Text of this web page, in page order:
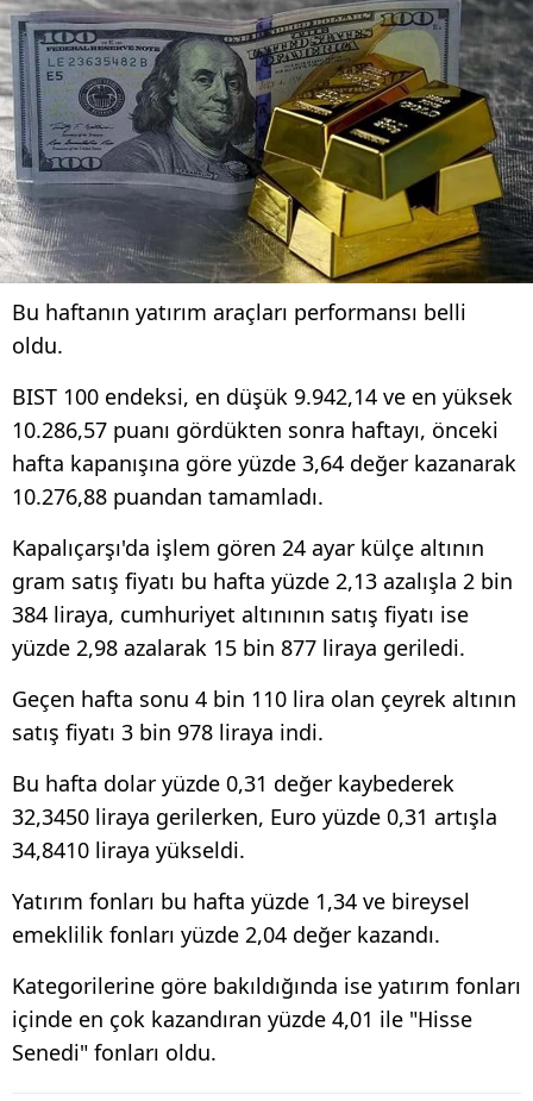
Bu haftanın yatırım araçları performansı belli
oldu.
BIST 100 endeksi, en düşük 9.942,14 ve en yüksek
10.286,57 puanı gördükten sonra haftayı, önceki
hafta kapanışına göre yüzde 3,64 değer kazanarak
10.276,88 puandan tamamladı.
Kapalıçarşı'da işlem gören 24 ayar külçe altının
gram satış fiyatı bu hafta yüzde 2,13 azalışla 2 bin
384 liraya, cumhuriyet altınının satış fiyatı ise
yüzde 2,98 azalarak 15 bin 877 liraya geriledi.
Geçen hafta sonu 4 bin 110 lira olan çeyrek altının
satış fiyatı 3 bin 978 liraya indi.
Bu hafta dolar yüzde 0,31 değer kaybederek
32,3450 liraya gerilerken, Euro yüzde 0,31 artışla
34,8410 liraya yükseldi.
Yatırım fonları bu hafta yüzde 1,34 ve bireysel
emeklilik fonları yüzde 2,04 değer kazandı.
Kategorilerine göre bakıldığında ise yatırım fonları
içinde en çok kazandıran yüzde 4,01 ile "Hisse
Senedi" fonları oldu.